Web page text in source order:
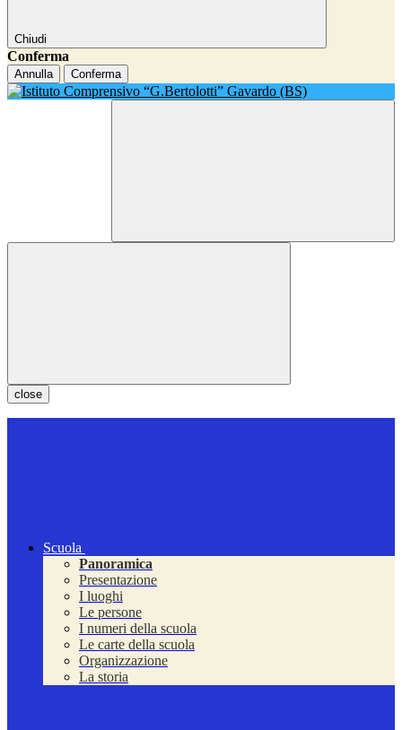
Chiudi
Conferma
Annulla Conferma
close
Scuola
Panoramica
Presentazione
I luoghi
Le persone
I numeri della scuola
Le carte della scuola
Organizzazione
La storia